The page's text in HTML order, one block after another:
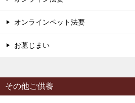
オンラインペット法要
お墓じまい
その他ご供養